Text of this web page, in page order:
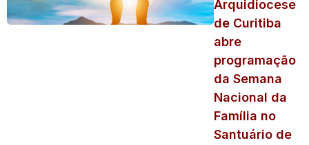
Arquidiocese
de Curitiba
abre
programação
da Semana
Nacional da
Família no
Santuário de